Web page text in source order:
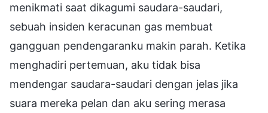
menikmati saat dikagumi saudara-saudari,
sebuah insiden keracunan gas membuat
gangguan pendengaranku makin parah. Ketika
menghadiri pertemuan, aku tidak bisa
mendengar saudara-saudari dengan jelas jika
suara mereka pelan dan aku sering merasa